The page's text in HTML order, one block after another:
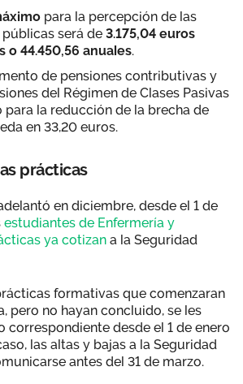
para la percepción de las
será de 3.175,04 euros
o 44.450,56 anuales.
de pensiones contributivas y
del Régimen de Clases Pasivas
para la reducción de la brecha de
en 33,20 euros.
prácticas
en diciembre, desde el 1 de
estudiantes de Enfermería y
ya cotizan a la Seguridad
formativas que comenzaran
pero no hayan concluido, se les
correspondiente desde el 1 de enero
las altas y bajas a la Seguridad
antes del 31 de marzo.